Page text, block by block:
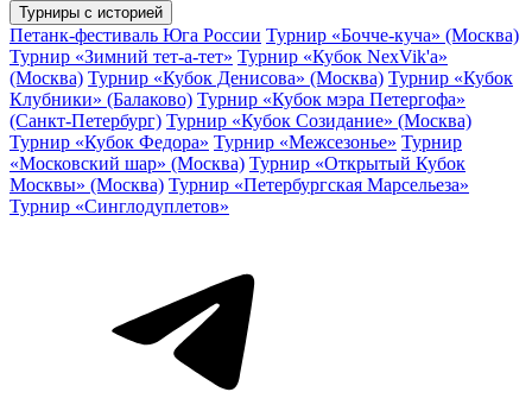
Турниры с историей
Петанк-фестиваль Юга России Турнир «Бочче-куча» (Москва)
Турнир «Зимний тет-а-тет» Турнир «Кубок NexVik'a»
(Москва) Турнир «Кубок Денисова» (Москва) Турнир «Кубок
Клубники» (Балаково) Турнир «Кубок мэра Петергофа»
(Санкт-Петербург) Турнир «Кубок Созидание» (Москва)
Турнир «Кубок Федора» Турнир «Межсезонье» Турнир
«Московский шар» (Москва) Турнир «Открытый Кубок
Москвы» (Москва) Турнир «Петербургская Марсельеза»
Турнир «Синглодуплетов»